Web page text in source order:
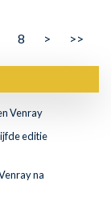
8 > >>
Venray
editie
na